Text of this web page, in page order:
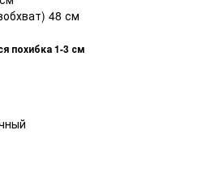
48 см
похибка 1-3 см